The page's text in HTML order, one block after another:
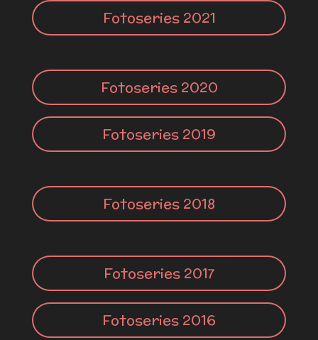
Fotoseries 2021
Fotoseries 2020
Fotoseries 2019
Fotoseries 2018
Fotoseries 2017
Fotoseries 2016